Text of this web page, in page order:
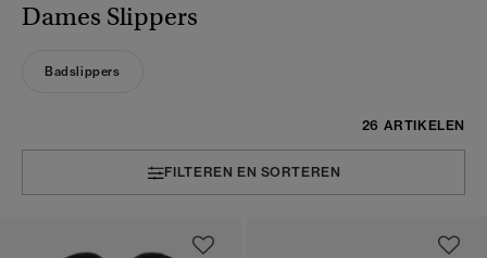
Dames Slippers
Badslippers
26 ARTIKELEN
FILTEREN EN SORTEREN